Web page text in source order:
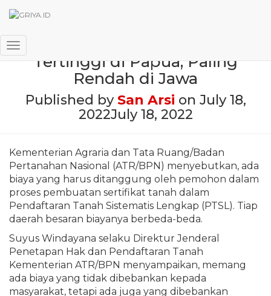
Toggle Navigation
Tertinggi di Papua, Paling
Rendah di Jawa
Published by San Arsi on July 18,
2022July 18, 2022
Kementerian Agraria dan Tata Ruang/Badan
Pertanahan Nasional (ATR/BPN) menyebutkan, ada
biaya yang harus ditanggung oleh pemohon dalam
proses pembuatan sertifikat tanah dalam
Pendaftaran Tanah Sistematis Lengkap (PTSL). Tiap
daerah besaran biayanya berbeda-beda.
Suyus Windayana selaku Direktur Jenderal
Penetapan Hak dan Pendaftaran Tanah
Kementerian ATR/BPN menyampaikan, memang
ada biaya yang tidak dibebankan kepada
masyarakat, tetapi ada juga yang dibebankan